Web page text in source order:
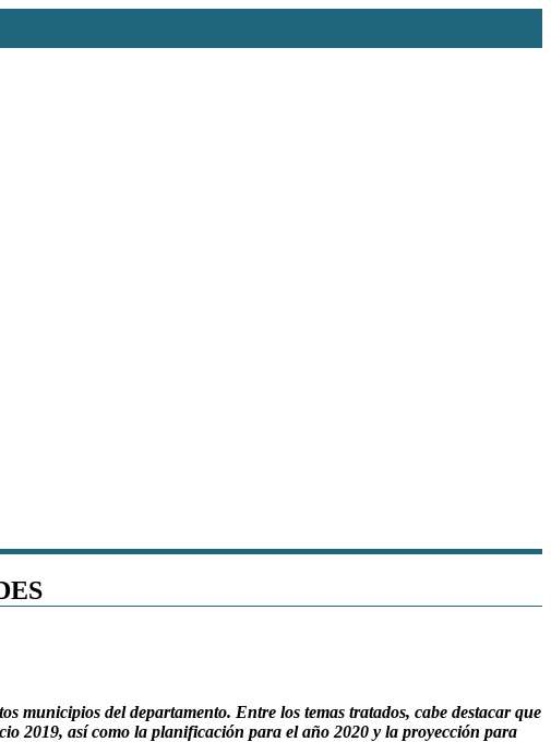
municipios del departamento. Entre los temas tratados, cabe destacar que
2019, así como la planificación para el año 2020 y la proyección para